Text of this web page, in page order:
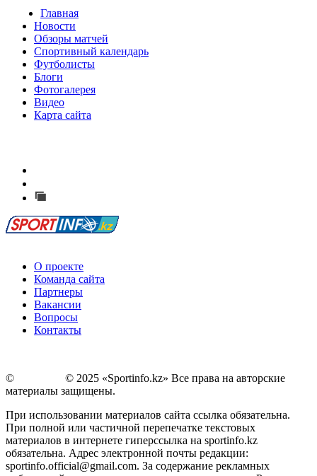
Главная
Новости
Обзоры матчей
Спортивный календарь
Футболисты
Блоги
Фотогалерея
Видео
Карта сайта
О проекте
Команда сайта
Партнеры
Вакансии
Вопросы
Контакты
©
© 2025 «Sportinfo.kz» Все права на авторские
материалы защищены.
При использовании материалов сайта ссылка обязательна.
При полной или частичной перепечатке текстовых
материалов в интернете гиперссылка на sportinfo.kz
обязательна. Адрес электронной почты редакции:
sportinfo.official@gmail.com. За содержание рекламных